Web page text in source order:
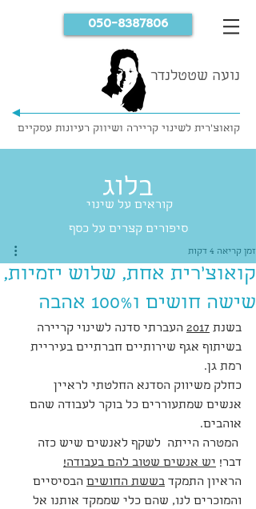
נועה שטטלנדר
קואוצ'רית לשינוי קריירה ושיווק רעיונות עסקיים
050-8387806
קואוצ'רית אחת, שלוש יזמיות,
שישה חושים ו100% אהבה
זמן קריאה 4 דקות
בשנת 2017 העברתי סדנה לשינוי קריירה
בשיתוף אגף שירותיים חברתיים בעיריית
רמת גן.
כחלק משיווק הסדנא החלטתי לראיין
אנשים שמתעוררים כל בוקר לעבודה שהם
אוהבים.
המטרה הייתה  לשקף לאנשים שיש כזה
דבר! יש אנשים שטוב להם בעבודה!
הראיון התמקד בששת החושים הבסיסיים
והמוכרים לנו, שהם כלי שממקד אותנו אל
קוראים על שינוי
סיפורים קצרים על כסף
בלוג